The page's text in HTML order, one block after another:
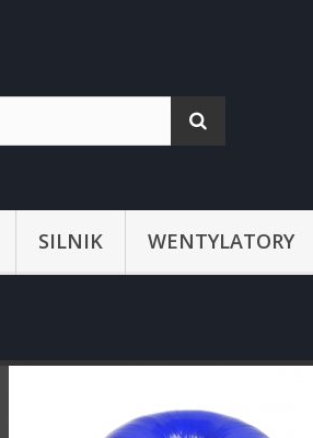
SILNIK WENTYLATORY